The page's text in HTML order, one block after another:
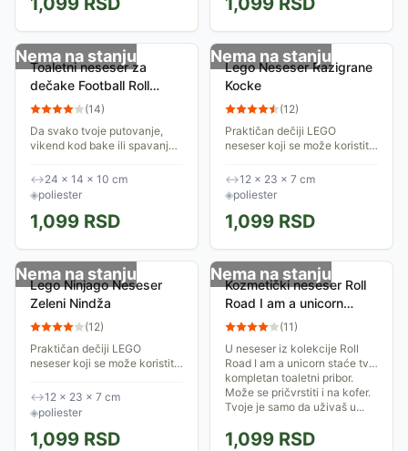
Nema na stanju
Toaletni neseser za
dečake Football Roll
Road 48844
(14)
Da svako tvoje putovanje,
vikend kod bake ili spavanje
zabavnijim, tu je Roll Road
Football neseser u koji će
stati sva tvoja...
↔24 × 14 × 10 cm
◈poliester
1,099 RSD
Nema na stanju
Lego Neseser Razigrane
Kocke
(12)
Praktičan dečiji LEGO
neseser koji se može koristiti i
nošenje sa strane. Jedan
odeljak koji se zatvara
rasjferšlusom. Štampa...
↔12 × 23 × 7 cm
◈poliester
1,099 RSD
Nema na stanju
Lego Ninjago Neseser
Zeleni Nindža
(12)
Praktičan dečiji LEGO
neseser koji se može koristiti i
nošenje sa strane. Jedan
odeljak koji se zatvara
rasjferšlusom. Štampa...
↔12 × 23 × 7 cm
◈poliester
1,099 RSD
Nema na stanju
Kozmetički neseser Roll
Road I am a unicorn
40744
(11)
U neseser iz kolekcije Roll
Road I am a unicorn staće tvoj
kompletan toaletni pribor.
Može se pričvrstiti i na kofer.
Tvoje je samo da uživaš u...
1,099 RSD